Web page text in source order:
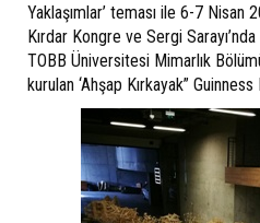
Yaklaşımlar’ teması ile 6-7 Nisan
Kırdar Kongre ve Sergi
TOBB Üniversitesi Mimarlık
kurulan ‘Ahşap Kırkayak”